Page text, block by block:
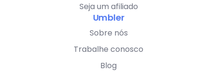
Seja um afiliado
Umbler
Sobre nós
Trabalhe conosco
Blog